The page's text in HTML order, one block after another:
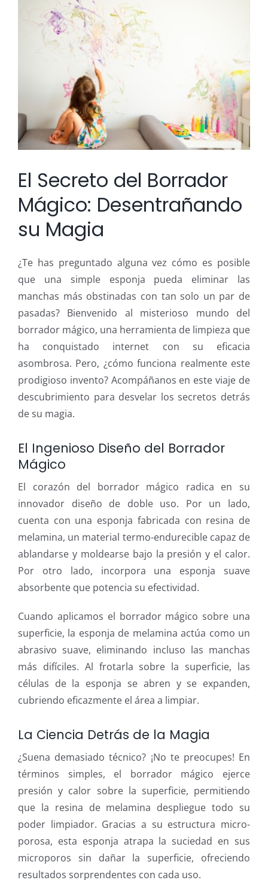
imagen
El Secreto del Borrador
Mágico: Desentrañando
su Magia
¿Te has preguntado alguna vez cómo es posible
que una simple esponja pueda eliminar las
manchas más obstinadas con tan solo un par de
pasadas? Bienvenido al misterioso mundo del
borrador mágico, una herramienta de limpieza que
ha conquistado internet con su eficacia
asombrosa. Pero, ¿cómo funciona realmente este
prodigioso invento? Acompáñanos en este viaje de
descubrimiento para desvelar los secretos detrás
de su magia.
El Ingenioso Diseño del Borrador
Mágico
El corazón del borrador mágico radica en su
innovador diseño de doble uso. Por un lado,
cuenta con una esponja fabricada con resina de
melamina, un material termo-endurecible capaz de
ablandarse y moldearse bajo la presión y el calor.
Por otro lado, incorpora una esponja suave
absorbente que potencia su efectividad.
Cuando aplicamos el borrador mágico sobre una
superficie, la esponja de melamina actúa como un
abrasivo suave, eliminando incluso las manchas
más difíciles. Al frotarla sobre la superficie, las
células de la esponja se abren y se expanden,
cubriendo eficazmente el área a limpiar.
La Ciencia Detrás de la Magia
¿Suena demasiado técnico? ¡No te preocupes! En
términos simples, el borrador mágico ejerce
presión y calor sobre la superficie, permitiendo
que la resina de melamina despliegue todo su
poder limpiador. Gracias a su estructura micro-
porosa, esta esponja atrapa la suciedad en sus
microporos sin dañar la superficie, ofreciendo
resultados sorprendentes con cada uso.